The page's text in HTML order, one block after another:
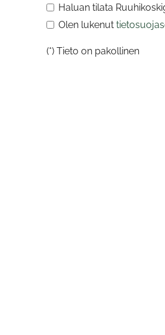
Haluan tilata
Olen lukenut
(*) Tieto on pakollinen